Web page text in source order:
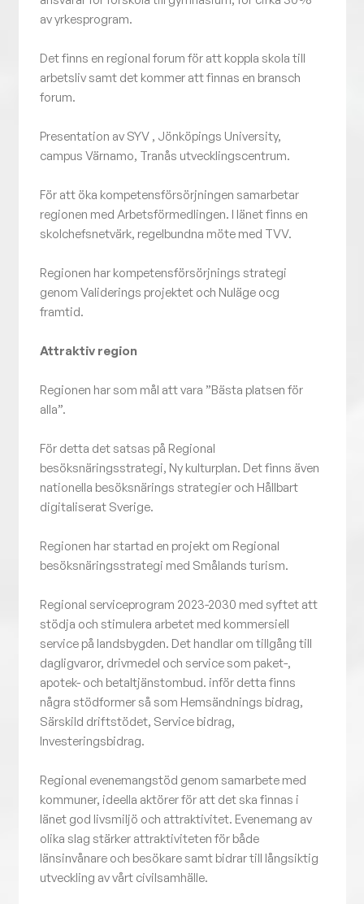
av yrkesprogram.
Det finns en regional forum för att koppla skola till
arbetsliv samt det kommer att finnas en bransch
forum.
Presentation av SYV , Jönköpings University,
campus Värnamo, Tranås utvecklingscentrum.
För att öka kompetensförsörjningen samarbetar
regionen med Arbetsförmedlingen. I länet finns en
skolchefsnetvärk, regelbundna möte med TVV.
Regionen har kompetensförsörjnings strategi
genom Validerings projektet och Nuläge ocg
framtid.
Attraktiv region
Regionen har som mål att vara ”Bästa platsen för
alla”.
För detta det satsas på Regional
besöksnäringsstrategi, Ny kulturplan. Det finns även
nationella besöksnärings strategier och Hållbart
digitaliserat Sverige.
Regionen har startad en projekt om Regional
besöksnäringsstrategi med Smålands turism.
Regional serviceprogram 2023-2030 med syftet att
stödja och stimulera arbetet med kommersiell
service på landsbygden. Det handlar om tillgång till
dagligvaror, drivmedel och service som paket-,
apotek- och betaltjänstombud. inför detta finns
några stödformer så som Hemsändnings bidrag,
Särskild driftstödet, Service bidrag,
Investeringsbidrag.
Regional evenemangstöd genom samarbete med
kommuner, ideella aktörer för att det ska finnas i
länet god livsmiljö och attraktivitet. Evenemang av
olika slag stärker attraktiviteten för både
länsinvånare och besökare samt bidrar till långsiktig
utveckling av vårt civilsamhälle.